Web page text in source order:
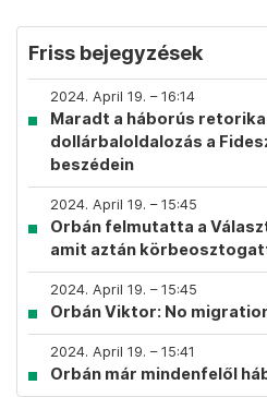
Friss bejegyzések
2024. April 19. – 16:14
Maradt a háborús retorika
dollárbaloldalozás a
beszédein
2024. April 19. – 15:45
Orbán felmutatta a
amit aztán
2024. April 19. – 15:45
Orbán Viktor: No
2024. April 19. – 15:41
Orbán már mindenfelől